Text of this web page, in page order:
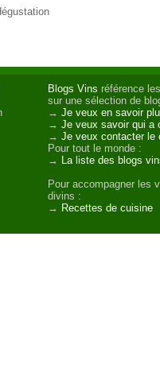
Blogs Vins référence
sur une sélection de
→Je veux en savoir
→Je veux savoir qui a
→Je veux contacter le
Pour tout le monde :
→
La liste des blogs
Pour accompagner les
divins :
→ Recettes de cuisine